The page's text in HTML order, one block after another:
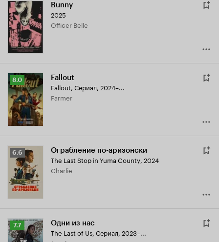
Bunny
2025
Officer Belle
Рейтинг
Кинопоиска
8.0
8.0 Fallout
Fallout, Сериал, 2024–...
Farmer
Рейтинг
Кинопоиска
6.6
6.6 Ограбление по-аризонски
The Last Stop in Yuma County, 2024
Charlie
Рейтинг
Кинопоиска
7.7 Одни из нас
The Last of Us, Сериал, 2023–...